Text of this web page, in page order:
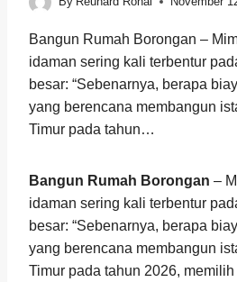
Bangun Rumah Borongan –
idaman sering kali terbentur
besar: “Sebenarnya, berapa
yang berencana membangun
Timur pada tahun…
Bangun Rumah Borongan –
idaman sering kali terbentur
besar: “Sebenarnya, berapa
yang berencana membangun
Timur pada tahun 2026,